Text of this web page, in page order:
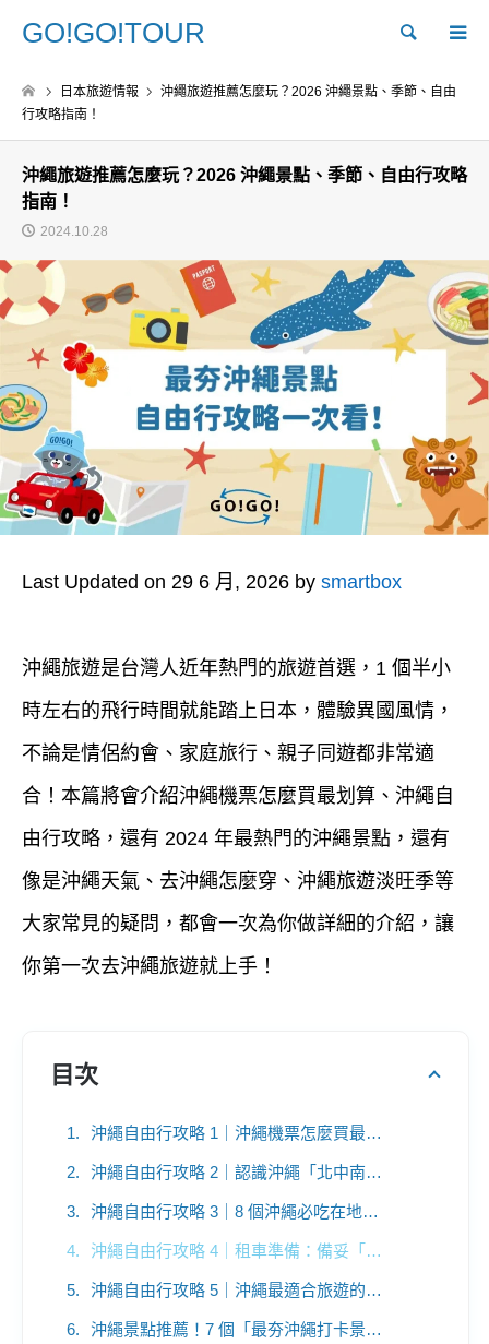
GO!GO!TOUR Search
日本旅遊情報
沖繩旅遊推薦怎麼玩？2026 沖繩景點、季節、自由
行攻略指南！
沖繩旅遊推薦怎麼玩？2026 沖繩景點、季節、自由行攻略
指南！
2024.10.28
Last Updated on 29 6 月, 2026 by smartbox
沖繩旅遊是台灣人近年熱門的旅遊首選，1 個半小
時左右的飛行時間就能踏上日本，體驗異國風情，
不論是情侶約會、家庭旅行、親子同遊都非常適
合！本篇將會介紹沖繩機票怎麼買最划算、沖繩自
由行攻略，還有 2024 年最熱門的沖繩景點，還有
像是沖繩天氣、去沖繩怎麼穿、沖繩旅遊淡旺季等
大家常見的疑問，都會一次為你做詳細的介紹，讓
你第一次去沖繩旅遊就上手！
目次
沖繩自由行攻略 1｜沖繩機票怎麼買最划算？掌握 9 大原則
沖繩自由行攻略 2｜認識沖繩「北中南部 + 離島」
沖繩自由行攻略 3｜8 個沖繩必吃在地美食
沖繩自由行攻略 4｜租車準備：備妥「自駕三寶」沒煩惱！
沖繩自由行攻略 5｜沖繩最適合旅遊的季節
沖繩景點推薦！7 個「最夯沖繩打卡景點」你去過沒？